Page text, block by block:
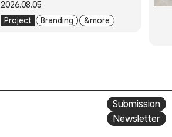
Project Branding & more
2026.08.05
Submission
Newsletter